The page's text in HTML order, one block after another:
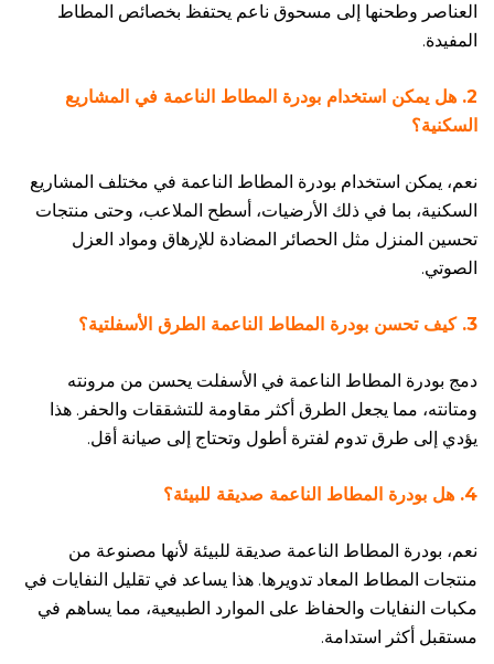
العناصر وطحنها إلى مسحوق ناعم يحتفظ بخصائص المطاط
المفيدة.
2. هل يمكن استخدام بودرة المطاط الناعمة في المشاريع
السكنية؟
نعم، يمكن استخدام بودرة المطاط الناعمة في مختلف المشاريع
السكنية، بما في ذلك الأرضيات، أسطح الملاعب، وحتى منتجات
تحسين المنزل مثل الحصائر المضادة للإرهاق ومواد العزل
الصوتي.
3. كيف تحسن بودرة المطاط الناعمة الطرق الأسفلتية؟
دمج بودرة المطاط الناعمة في الأسفلت يحسن من مرونته
ومتانته، مما يجعل الطرق أكثر مقاومة للتشققات والحفر. هذا
يؤدي إلى طرق تدوم لفترة أطول وتحتاج إلى صيانة أقل.
4. هل بودرة المطاط الناعمة صديقة للبيئة؟
نعم، بودرة المطاط الناعمة صديقة للبيئة لأنها مصنوعة من
منتجات المطاط المعاد تدويرها. هذا يساعد في تقليل النفايات في
مكبات النفايات والحفاظ على الموارد الطبيعية، مما يساهم في
مستقبل أكثر استدامة.